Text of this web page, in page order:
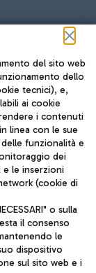
del sito web
dello
tecnici), e,
ai cookie
i contenuti
linea con le sue
funzionalità e
dei
e le inserzioni
(cookie di
o sulla
il consenso
le
dispositivo
sul sito web e i